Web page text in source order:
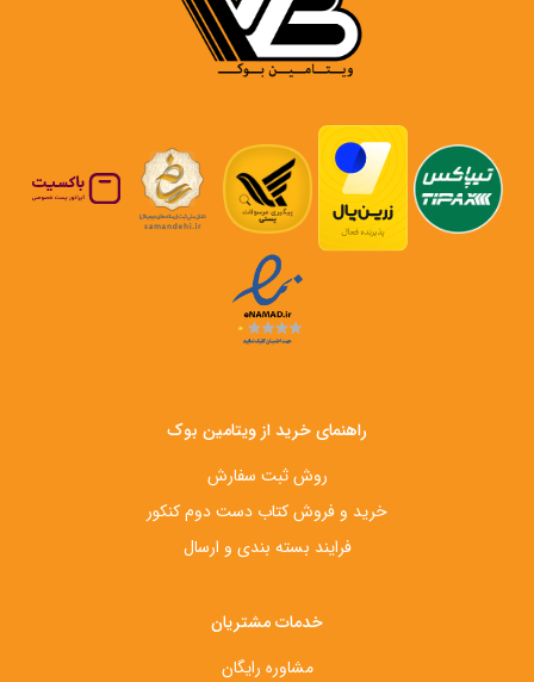
راهنمای خرید از ویتامین بوک
روش ثبت سفارش
خرید و فروش کتاب دست‌ دوم کنکور
فرایند بسته بندی و ارسال
خدمات مشتریان
مشاوره رایگان